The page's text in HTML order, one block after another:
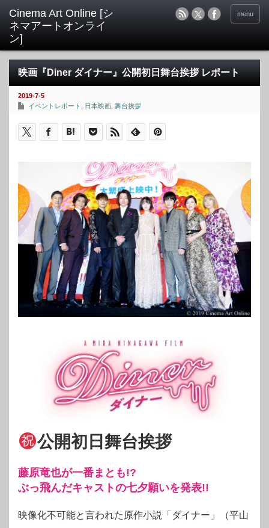
menu
映画『Diner ダイナー』公開初日舞台挨拶 レポート
2019-7-5
イベントレポート
日本映画 舞台挨拶
公開初日舞台挨拶
藤原竜也が一番まとも!?
ぶっ飛んだキャストの七夕願いを発表!!
映像化不可能と言われた原作小説「ダイナー」（平山